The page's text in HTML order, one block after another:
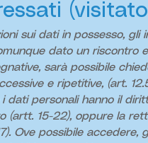
sui dati in possesso,
dato un riscontro
sarà possibile
e ripetitive, (art.
dati personali hanno il
(artt. 15-22), oppure la
Ove possibile